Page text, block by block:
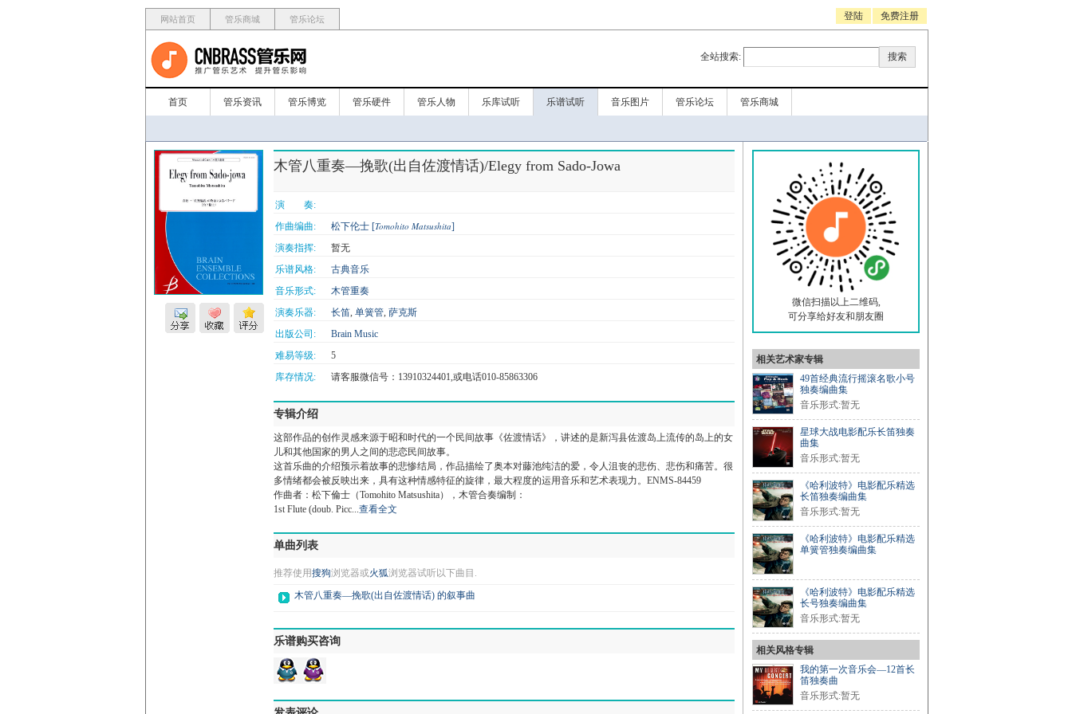
网站首页 管乐商城 管乐论坛 登陆 免费注册
全站搜索:
首页 管乐资讯 管乐博览 管乐硬件 管乐人物 乐库试听 乐谱试听 音乐图片 管乐论坛 管乐商城
木管八重奏—挽歌(出自佐渡情话)/Elegy from Sado-Jowa
演 奏:
作曲编曲:
松下伦士 [Tomohito Matsushita]
演奏指挥:
暂无
乐谱风格:
古典音乐
音乐形式:
木管重奏
演奏乐器:
长笛, 单簧管, 萨克斯
出版公司:
Brain Music
难易等级:
5
库存情况:
请客服微信号：13910324401,或电话010-85863306
专辑介绍
这部作品的创作灵感来源于昭和时代的一个民间故事《佐渡情话》，讲述的是新泻县佐渡岛上流传的岛上的女
儿和其他国家的男人之间的悲恋民间故事。
这首乐曲的介绍预示着故事的悲惨结局，作品描绘了奥本对藤池纯洁的爱，令人沮丧的悲伤、悲伤和痛苦。很
多情绪都会被反映出来，具有这种情感特征的旋律，最大程度的运用音乐和艺术表现力。ENMS-84459
作曲者：松下倫士（Tomohito Matsushita），木管合奏编制：
1st Flute (doub. Picc...查看全文
单曲列表
推荐使用搜狗浏览器或火狐浏览器试听以下曲目.
木管八重奏—挽歌(出自佐渡情话) 的叙事曲
乐谱购买咨询
微信扫描以上二维码,
可分享给好友和朋友圈
相关艺术家专辑
49首经典流行摇滚名歌小号
独奏编曲集
音乐形式:暂无
星球大战电影配乐长笛独奏
曲集
音乐形式:暂无
《哈利波特》电影配乐精选
长笛独奏编曲集
音乐形式:暂无
《哈利波特》电影配乐精选
单簧管独奏编曲集
《哈利波特》电影配乐精选
长号独奏编曲集
音乐形式:暂无
相关风格专辑
我的第一次音乐会—12首长
笛独奏曲
音乐形式:暂无